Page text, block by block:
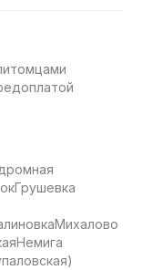
Грушевка
Михалово
Немига